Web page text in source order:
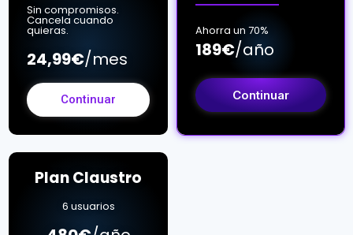
Sin compromisos.
Cancela cuando
quieras.
24,99€/mes
Continuar
Ahorra un 70%
189€/año
Continuar
Plan Claustro
6 usuarios